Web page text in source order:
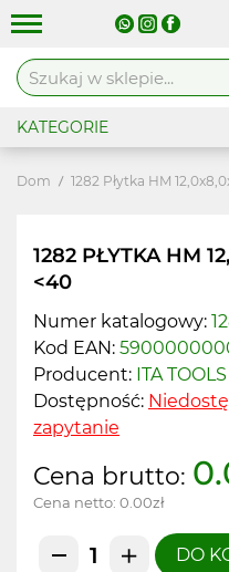
KATEGORIE
Dom 1282 Płytka HM
1282 PŁYTKA HM
<40
Numer katalogowy:
Kod EAN:
Producent: ITA TOOLS
Dostępność:
zapytanie
Cena brutto:
Cena netto: 0.00zł
DO